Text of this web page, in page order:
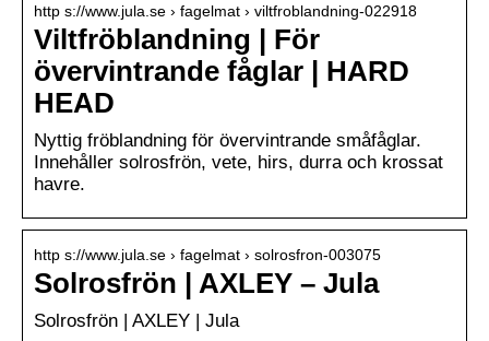
http s://www.jula.se › fagelmat › viltfroblandning-022918
Viltfröblandning | För
övervintrande fåglar | HARD
HEAD
Nyttig fröblandning för övervintrande småfåglar.
Innehåller solrosfrön, vete, hirs, durra och krossat
havre.
http s://www.jula.se › fagelmat › solrosfron-003075
Solrosfrön | AXLEY – Jula
Solrosfrön | AXLEY | Jula